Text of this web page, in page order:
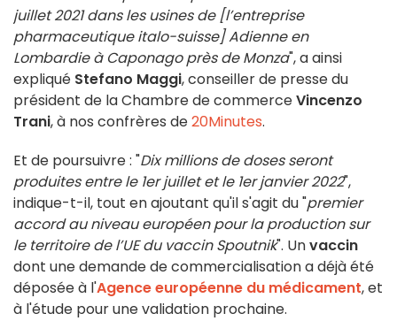
juillet 2021 dans les usines de [l’entreprise
pharmaceutique italo-suisse] Adienne en
Lombardie à Caponago près de Monza", a ainsi
expliqué Stefano Maggi, conseiller de presse du
président de la Chambre de commerceVincenzo
Trani, à nos confrères de20Minutes.
Et de poursuivre : "Dix millions de doses seront
produites entre le 1er juillet et le 1er janvier 2022",
indique-t-il, tout en ajoutant qu'il s'agit du "premier
accord au niveau européen pour la production sur
le territoire de l’UE du vaccin Spoutnik". Unvaccin
dont une demande de commercialisation a déjà été
déposée à l'Agence européenne du médicament, et
à l'étude pour une validation prochaine.